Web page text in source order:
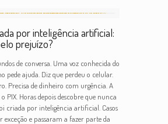
por inteligência artificial:
prejuízo?
de conversa. Uma voz conhecida do
pede ajuda. Diz que perdeu o celular.
Precisa de dinheiro com urgência. A
PIX. Horas depois descobre que nunca
criada por inteligência artificial. Casos
exceção e passaram a fazer parte da